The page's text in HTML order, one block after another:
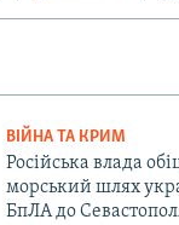
ВІЙНА ТА КРИМ
Російська влада
морський шлях
БпЛА до